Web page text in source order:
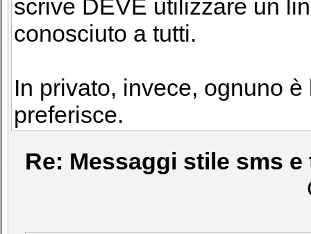
scrive DEVE utilizzare un
conosciuto a tutti.
In privato, invece, ognuno
preferisce.
Re: Messaggi stile sms